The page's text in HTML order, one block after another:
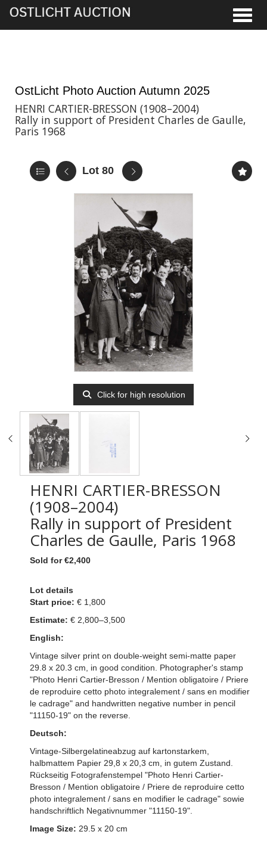
OstLicht Photo Auction Autumn 2025
HENRI CARTIER-BRESSON (1908–2004)
Rally in support of President Charles de Gaulle,
Paris 1968
Lot 80
Click for high resolution
HENRI CARTIER-BRESSON
(1908–2004)
Rally in support of President
Charles de Gaulle, Paris 1968
Sold for €2,400
Lot details
Start price: € 1,800
Estimate: € 2,800–3,500
English:
Vintage silver print on double-weight semi-matte paper
29.8 x 20.3 cm, in good condition. Photographer's stamp
"Photo Henri Cartier-Bresson / Mention obligatoire / Priere
de reproduire cetto photo integralement / sans en modifier
le cadrage" and handwritten negative number in pencil
"11150-19" on the reverse.
Deutsch:
Vintage-Silbergelatineabzug auf kartonstarkem,
halbmattem Papier 29,8 x 20,3 cm, in gutem Zustand.
Rückseitig Fotografenstempel "Photo Henri Cartier-
Bresson / Mention obligatoire / Priere de reproduire cetto
photo integralement / sans en modifier le cadrage" sowie
handschriftlich Negativnummer "11150-19".
Image Size: 29.5 x 20 cm